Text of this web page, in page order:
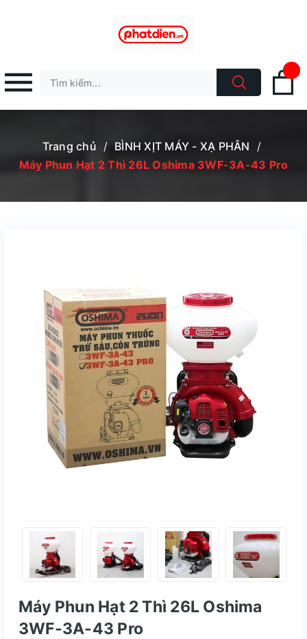
Trang chủ / BÌNH XỊT MÁY - XẠ PHÂN
/
Máy Phun Hạt 2 Thì 26L Oshima 3WF-3A-43 Pro
Máy Phun Hạt 2 Thì 26L Oshima
3WF-3A-43 Pro